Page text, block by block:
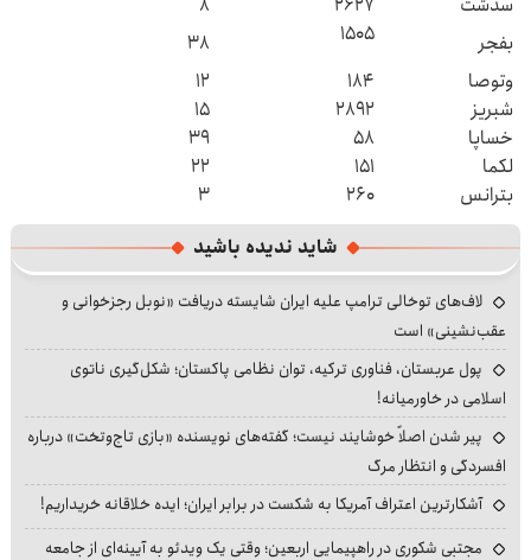
بفجر
۱۵۰۵
۳۸
وتوصا
۱۸۴
۱۲
شبریز
۲۸۹۲
۱۵
خساپا
۵۸
۳۹
لکما
۱۵۱
۲۲
بترانس
۲۶۰
۳
شاید ندیده باشید
لاف‌های توخالی ترامپ علیه ایران شایسته دریافت «نوبل رجزخوانی و
عقب‌نشینی» است
پول عربستان، فناوری ترکیه، توان نظامی پاکستان؛ شکل‌گیری ناتوی
اسلامی در خاورمیانه!
پیر شدن اصلاً خوشایند نیست؛ گفته‌های نویسنده «بازی تاج‌وتخت» درباره
افسردگی و انتظار مرگ
آشکارترین اعتراف آمریکا به شکست در برابر ایران؛ ایده خلاقانه خریداریم!
مجتبی شکوری در راهپیمایی اربعین؛ وقتی یک ویدئو به آیینه‌ای از جامعه